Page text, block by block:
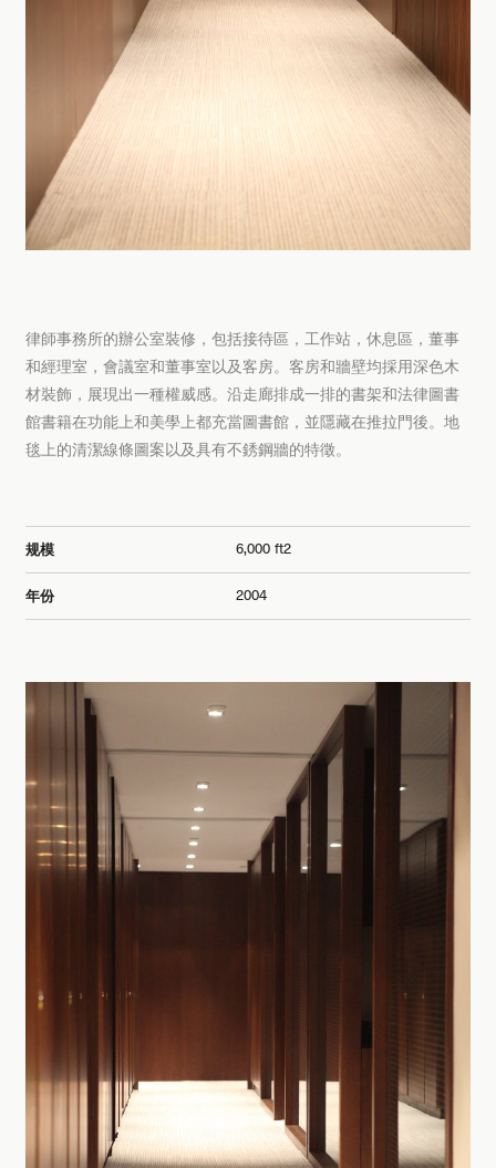
律師事務所的辦公室裝修，包括接待區，工作站，休息區，董事
和經理室，會議室和董事室以及客房。客房和牆壁均採用深色木
材裝飾，展現出一種權威感。沿走廊排成一排的書架和法律圖書
館書籍在功能上和美學上都充當圖書館，並隱藏在推拉門後。地
毯上的清潔線條圖案以及具有不銹鋼牆的特徵。
规模 6,000 ft2
年份 2004